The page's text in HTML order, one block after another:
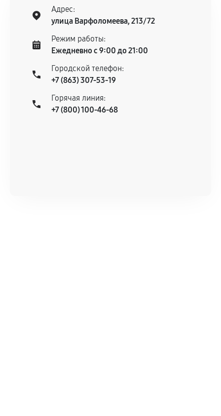
Адрес:
улица Варфоломеева, 213/72
Режим работы:
Ежедневно с 9:00 до 21:00
Городской телефон:
+7 (863) 307-53-19
Горячая линия:
+7 (800) 100-46-68